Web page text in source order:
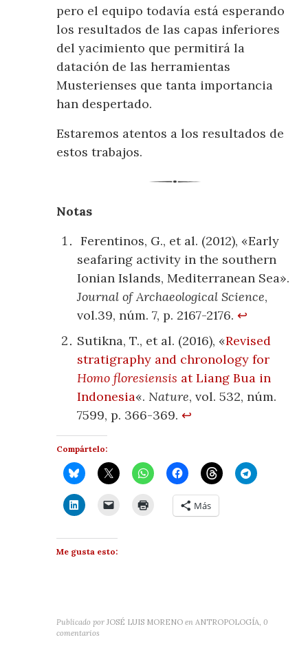
pero el equipo todavía está esperando
los resultados de las capas inferiores
del yacimiento que permitirá la
datación de las herramientas
Musterienses que tanta importancia
han despertado.
Estaremos atentos a los resultados de
estos trabajos.
Notas
Ferentinos, G., et al. (2012), «Early
seafaring activity in the southern
Ionian Islands, Mediterranean Sea».
Journal of Archaeological Science,
vol.39, núm. 7, p. 2167-2176.↩
Sutikna, T., et al. (2016), «Revised
stratigraphy and chronology for
Homo floresiensis at Liang Bua in
Indonesia«. Nature, vol. 532, núm.
7599, p. 366-369.↩
Compártelo:
Más
Me gusta esto:
Publicado por JOSÉ LUIS MORENO en ANTROPOLOGÍA,0
comentarios